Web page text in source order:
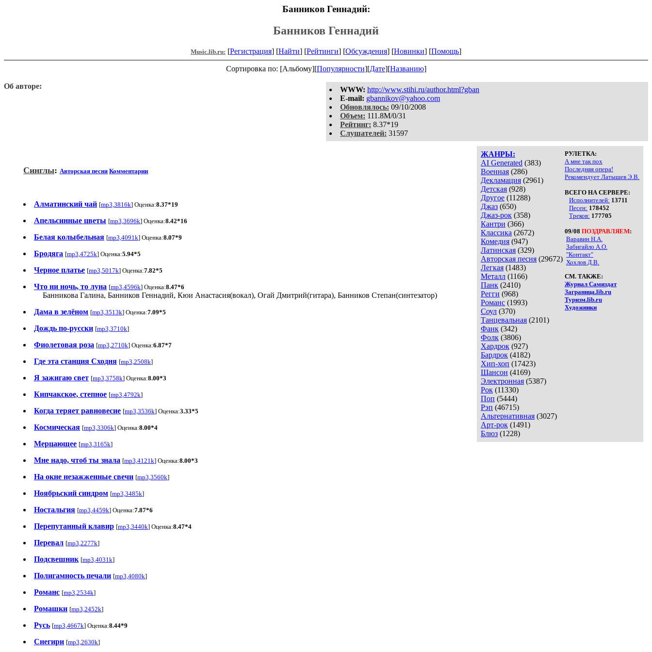
Банников Геннадий:
Банников Геннадий
Music.lib.ru: [Регистрация] [Найти] [Рейтинги] [Обсуждения] [Новинки] [Помощь]
Сортировка по: [Альбому][Популярности][Дате][Названию]
WWW: http://www.stihi.ru/author.html?gban
E-mail: gbannikov@yahoo.com
Обновлялось: 09/10/2008
Объем: 111.8M/0/31
Рейтинг: 8.37*19
Слушателей: 31597
Об авторе:
ЖАНРЫ:
AI Generated (383)
Военная (286)
Декламация (2961)
Детская (928)
Другое (11288)
Джаз (650)
Джаз-рок (358)
Кантри (366)
Классика (2672)
Комедия (947)
Латинская (329)
Авторская песня (29672)
Легкая (1483)
Металл (1166)
Панк (2410)
Регги (968)
Романс (1993)
Соул (370)
Танцевальная (2101)
Фанк (342)
Фолк (3806)
Хардрок (927)
Бардрок (4182)
Хип-хоп (17423)
Шансон (4169)
Электронная (5387)
Рок (11330)
Поп (5444)
Рэп (46715)
Альтернативная (3027)
Арт-рок (1491)
Блюз (1228)
РУЛЕТКА:
А мне так пох
Последняя опера!
Рекомендует Латышев Э.В.
ВСЕГО НА СЕРВЕРЕ:
Исполнителей: 13711
Песен: 178452
Треков: 177705
09/08 ПОЗДРАВЛЯЕМ:
Варавин Н.А.
Забигайло А.О.
"Контакт"
Хохлов Д.В.
СМ. ТАКЖЕ:
Журнал Самиздат
Заграница.lib.ru
Туризм.lib.ru
Художники
Синглы: Авторская песня Комментарии
Алматинский чай [mp3,3816k] Оценка:8.37*19
Апельсинные цветы [mp3,3696k] Оценка:8.42*16
Белая колыбельная [mp3,4091k] Оценка:8.07*9
Бродяга [mp3,4725k] Оценка:5.94*5
Черное платье [mp3,5017k] Оценка:7.82*5
Что ни ночь, то луна [mp3,4596k] Оценка:8.47*6
Банникова Галина, Банников Геннадий, Кюи Анастасия(вокал), Огай Дмитрий(гитара), Банников Степан(синтезатор)
Дама в зелёном [mp3,3513k] Оценка:7.09*5
Дождь по-русски [mp3,3710k]
Фиолетовая роза [mp3,2710k] Оценка:6.87*7
Где эта станция Сходня [mp3,2508k]
Я зажигаю свет [mp3,3758k] Оценка:8.00*3
Кипчакское, степное [mp3,4792k]
Когда теряет равновесие [mp3,3536k] Оценка:3.33*5
Космическая [mp3,3306k] Оценка:8.00*4
Мерцающее [mp3,3165k]
Мне надо, чтоб ты знала [mp3,4121k] Оценка:8.00*3
На окне незажженные свечи [mp3,3560k]
Ноябрьский синдром [mp3,3485k]
Ностальгия [mp3,4459k] Оценка:7.87*6
Перепутанный клавир [mp3,3440k] Оценка:8.47*4
Перевал [mp3,2277k]
Подсвешник [mp3,4031k]
Полигамность печали [mp3,4080k]
Романс [mp3,2534k]
Ромашки [mp3,2452k]
Русь [mp3,4667k] Оценка:8.44*9
Снегири [mp3,2630k]